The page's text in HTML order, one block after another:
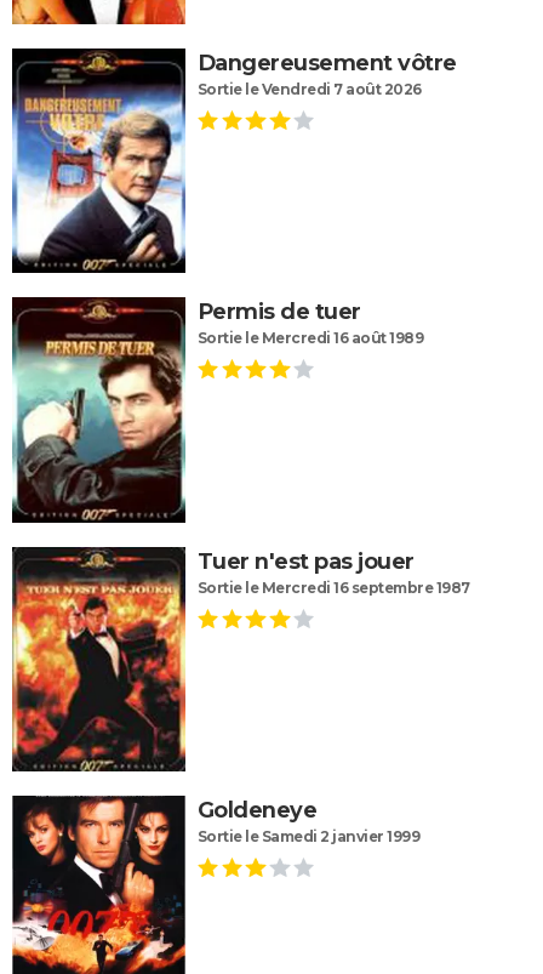
Dangereusement vôtre
Sortie le Vendredi 7 août 2026
Permis de tuer
Sortie le Mercredi 16 août 1989
Tuer n'est pas jouer
Sortie le Mercredi 16 septembre 1987
Goldeneye
Sortie le Samedi 2 janvier 1999